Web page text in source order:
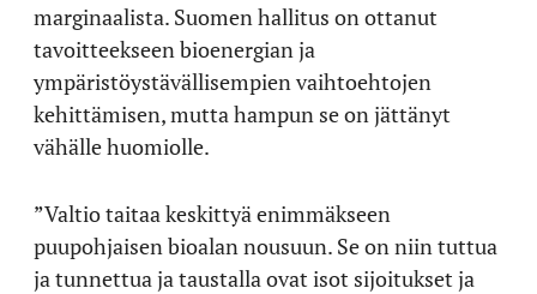
marginaalista. Suomen hallitus on ottanut
tavoitteekseen bioenergian ja
ympäristöystävällisempien vaihtoehtojen
kehittämisen, mutta hampun se on jättänyt
vähälle huomiolle.
”Valtio taitaa keskittyä enimmäkseen
puupohjaisen bioalan nousuun. Se on niin tuttua
ja tunnettua ja taustalla ovat isot sijoitukset ja